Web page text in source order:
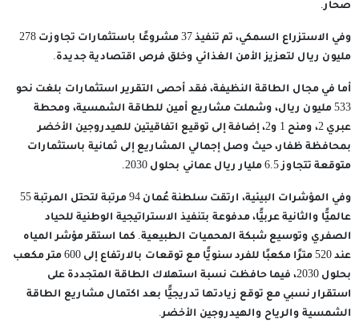
صحار.
وفي الاستزراع السمكي، تم تنفيذ 37 مشروعًا باستثمارات تجاوزت 278
مليون ريال لتعزيز الأمن الغذائي وخلق فرص اقتصادية جديدة.
أما في مجال الطاقة النظيفة، فقد أحصى التقرير استثمارات بلغت نحو
533 مليون ريال، وشملت مشاريع أمين للطاقة الشمسية، ومحطة
عبري 2، ومنح 1 و2، إضافة إلى توقيع اتفاقيتين للهيدروجين الأخضر
بمحافظة ظفار، حيث وصل إجمالي المشاريع إلى ثمانية باستثمارات
متوقعة تتجاوز 6.5 مليار ريال عماني بحلول 2030.
وفي المؤشرات البيئية، ارتقت سلطنة عُمان 94 مرتبة لتحتل المرتبة 55
عالميًّا والثانية عربيًّا، مدفوعة بتنفيذ الاستراتيجية الوطنية للحياد
الصفري وتوسيع شبكة المحميات الطبيعية. كما استقر مؤشر المياه
عند 520 مترًا مكعبًا للفرد سنويًّا مع توقعات بالارتفاع إلى 600 متر مكعب
بحلول 2030، فيما حافظت نسبة استهلاك الطاقة المتجددة على
استقرار نسبي مع توقع زيادتها تدريجيًّا بعد اكتمال مشاريع الطاقة
الشمسية والرياح والهيدروجين الأخضر.